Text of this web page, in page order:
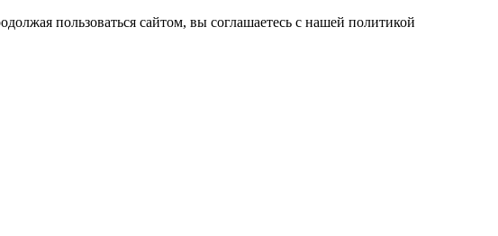
пользоваться сайтом, вы соглашаетесь с нашей политикой